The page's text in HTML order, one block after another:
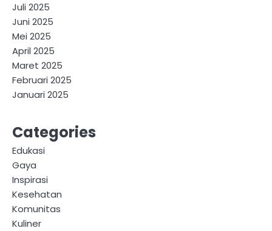
Juli 2025
Juni 2025
Mei 2025
April 2025
Maret 2025
Februari 2025
Januari 2025
Categories
Edukasi
Gaya
Inspirasi
Kesehatan
Komunitas
Kuliner